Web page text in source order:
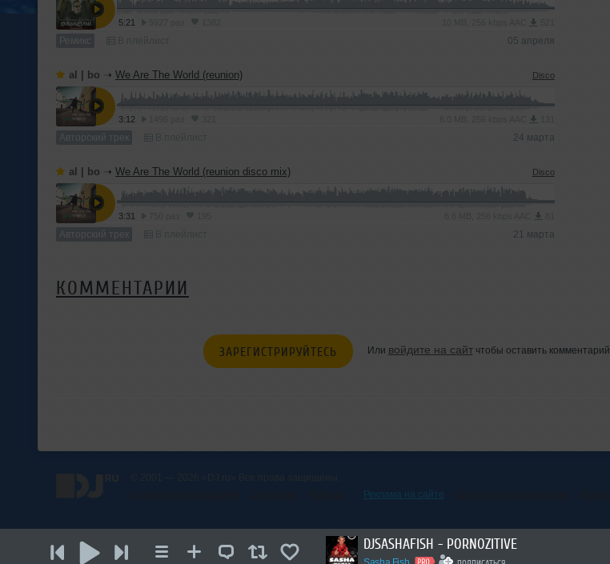
DJSASHAFISH - PORNOZITIVE
5:21
Ремикс 05 апреля
al | bo ➝ We Are The World (reunion) Disco
3:12
Авторский трек 24 марта
al | bo ➝ We Are The World (reunion disco mix) Disco
3:31
Авторский трек 21 марта
КОММЕНТАРИИ
ЗАРЕГИСТРИРУЙТЕСЬ Или войдите на сайтчтобы оставить комментарий
Реклама на сайте